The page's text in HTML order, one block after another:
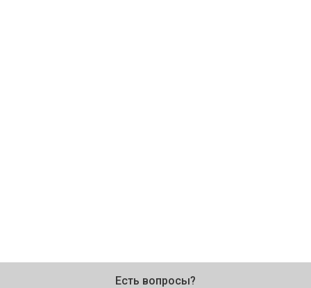
Есть вопросы?